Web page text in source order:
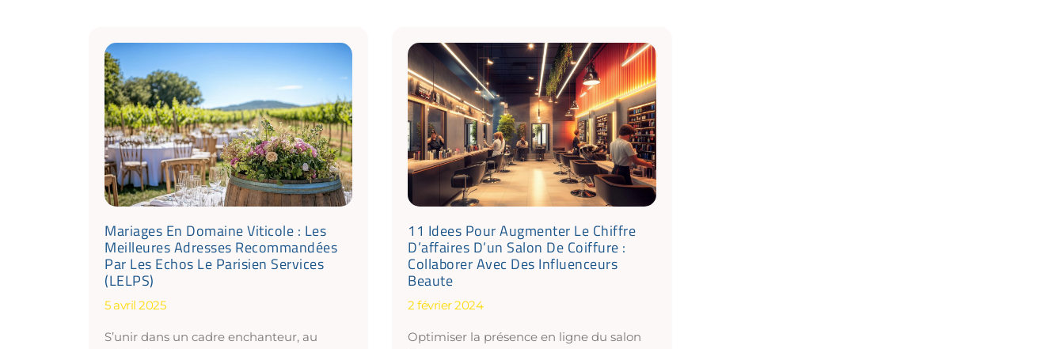
Mariages En Domaine Viticole : Les
Meilleures Adresses Recommandées
Par Les Echos Le Parisien Services
(LELPS)
5 avril 2025
S’unir dans un cadre enchanteur, au
11 Idees Pour Augmenter Le Chiffre
D’affaires D’un Salon De Coiffure :
Collaborer Avec Des Influenceurs
Beaute
2 février 2024
Optimiser la présence en ligne du salon